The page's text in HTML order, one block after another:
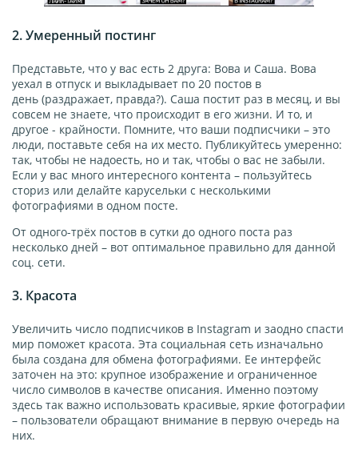
2. Умеренный постинг
Представьте, что у вас есть 2 друга: Вова и Саша. Вова
уехал в отпуск и выкладывает по 20 постов в
день (раздражает, правда?). Саша постит раз в месяц, и вы
совсем не знаете, что происходит в его жизни. И то, и
другое - крайности. Помните, что ваши подписчики – это
люди, поставьте себя на их место. Публикуйтесь умеренно:
так, чтобы не надоесть, но и так, чтобы о вас не забыли.
Если у вас много интересного контента – пользуйтесь
сториз или делайте карусельки с несколькими
фотографиями в одном посте.
От одного-трёх постов в сутки до одного поста раз
несколько дней – вот оптимальное правильно для данной
соц. сети.
3. Красота
Увеличить число подписчиков в Instagram и заодно спасти
мир поможет красота. Эта социальная сеть изначально
была создана для обмена фотографиями. Ее интерфейс
заточен на это: крупное изображение и ограниченное
число символов в качестве описания. Именно поэтому
здесь так важно использовать красивые, яркие фотографии
– пользователи обращают внимание в первую очередь на
них.